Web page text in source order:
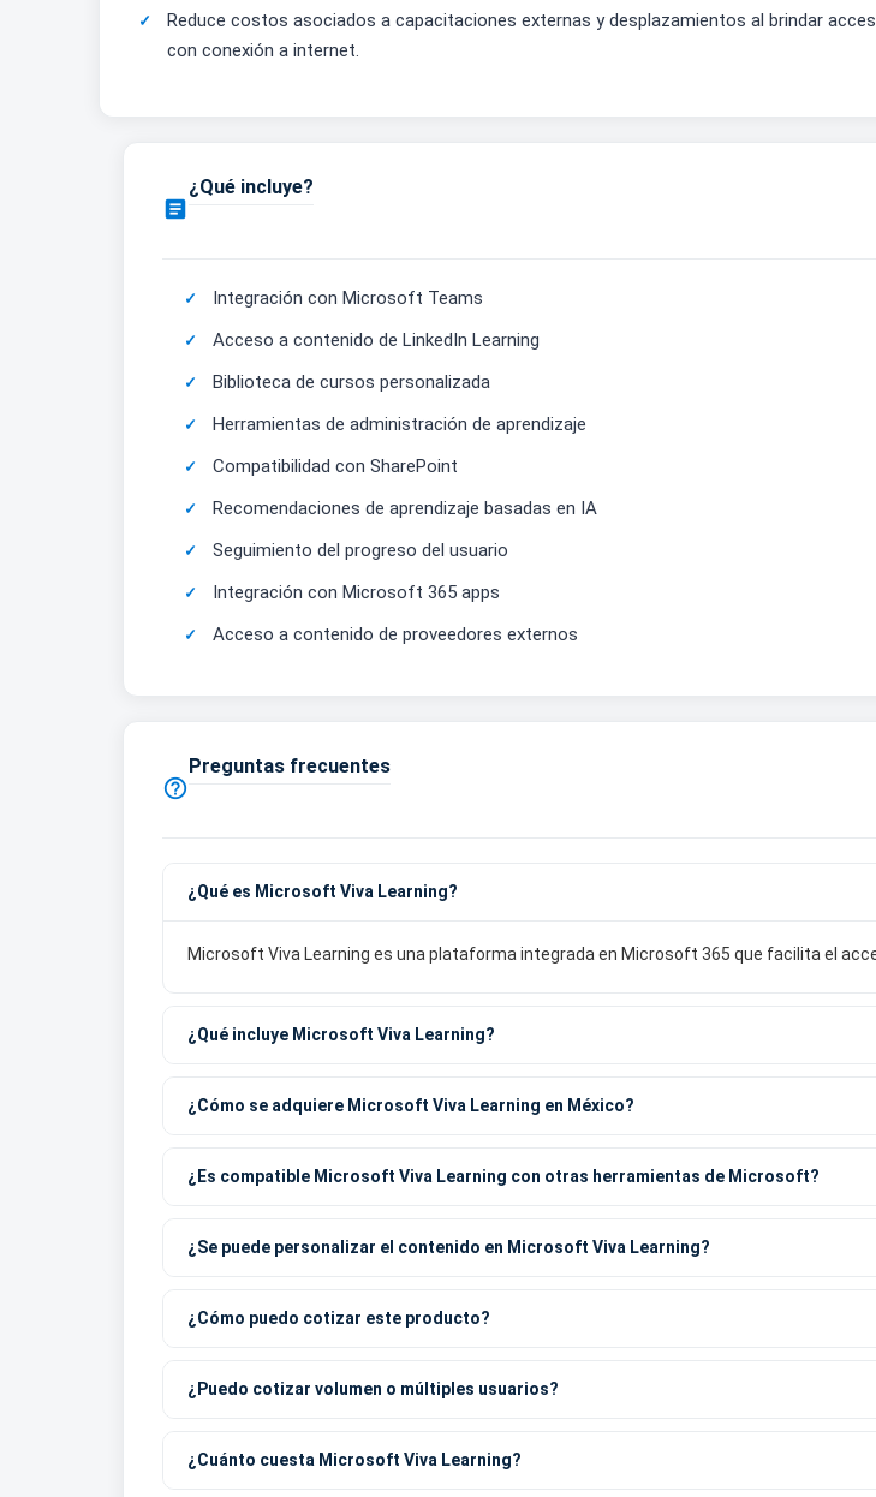
Reduce costos asociados a capacitaciones externas y desplazamientos al brindar
con conexión a internet.

¿Qué incluye?
Integración con Microsoft Teams
Acceso a contenido de LinkedIn Learning
Biblioteca de cursos personalizada
Herramientas de administración de aprendizaje
Compatibilidad con SharePoint
Recomendaciones de aprendizaje basadas en IA
Seguimiento del progreso del usuario
Integración con Microsoft 365 apps
Acceso a contenido de proveedores externos

Preguntas frecuentes
¿Qué es Microsoft Viva Learning?
Microsoft Viva Learning es una plataforma integrada en Microsoft 365 que facilita el
¿Qué incluye Microsoft Viva Learning?
¿Cómo se adquiere Microsoft Viva Learning en México?
¿Es compatible Microsoft Viva Learning con otras herramientas de Microsoft?
¿Se puede personalizar el contenido en Microsoft Viva Learning?
¿Cómo puedo cotizar este producto?
¿Puedo cotizar volumen o múltiples usuarios?
¿Cuánto cuesta Microsoft Viva Learning?